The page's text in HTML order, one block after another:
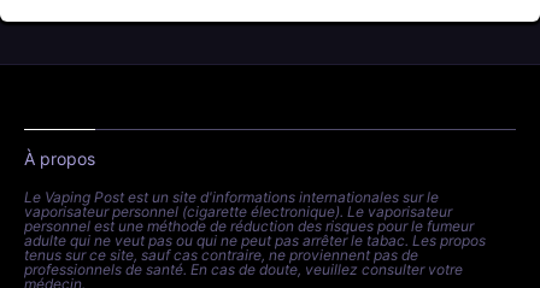
À propos
Le Vaping Post est un site d'informations internationales sur le
vaporisateur personnel (cigarette électronique). Le vaporisateur
personnel est une méthode de réduction des risques pour le fumeur
adulte qui ne veut pas ou qui ne peut pas arrêter le tabac. Les propos
tenus sur ce site, sauf cas contraire, ne proviennent pas de
professionnels de santé. En cas de doute, veuillez consulter votre
médecin.